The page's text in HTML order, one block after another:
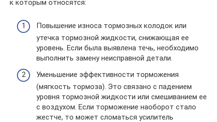
к которым относятся:
Повышение износа тормозных колодок или
утечка тормозной жидкости, снижающая ее
уровень. Если была выявлена течь, необходимо
выполнить замену неисправной детали.
Уменьшение эффективности торможения
(мягкость тормоза). Это связано с падением
уровня тормозной жидкости или смешиванием ее
с воздухом. Если торможение наоборот стало
жестче, то может сломаться усилитель